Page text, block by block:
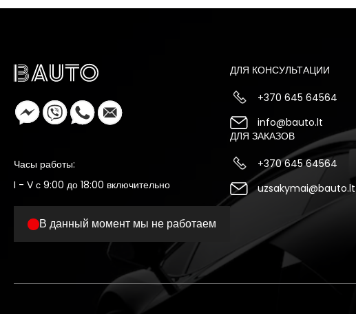
Часы работы:
I - V с 9:00 до 18:00 включительно
В данный момент мы не работаем
ДЛЯ КОНСУЛЬТАЦИИ
+370 645 64564
info@bauto.lt
ДЛЯ ЗАКАЗОВ
+370 645 64564
uzsakymai@bauto.lt